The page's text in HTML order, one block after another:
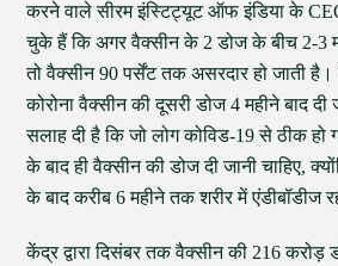
करने वाले सीरम इंस्टिट्यूट ऑफ इंडिया के
चुके हैं कि अगर वैक्सीन के 2 डोज के बीच 2-3
तो वैक्सीन 90 पर्सेंट तक असरदार हो जाती
कोरोना वैक्सीन की दूसरी डोज 4 महीने बाद
सलाह दी है कि जो लोग कोविड-19 से ठीक हो
के बाद ही वैक्सीन की डोज दी जानी चाहिए,
के बाद करीब 6 महीने तक शरीर में एंडीबॉडीज
केंद्र द्वारा दिसंबर तक वैक्सीन की 216